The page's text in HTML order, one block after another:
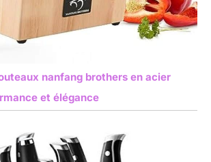
nanfang brothers en acier
et élégance